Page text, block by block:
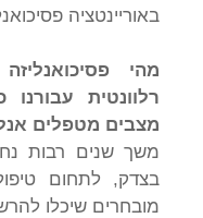
באוריינטציה
מהי
רלוונטית עבורנו
מצבים מטפלים
משך שנים רבות
בצדק, לתחום
מובחרים שיכלו